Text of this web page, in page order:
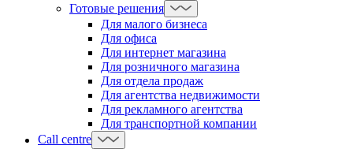
Готовые решения
Для малого бизнеса
Для офиса
Для интернет магазина
Для розничного магазина
Для отдела продаж
Для агентства недвижимости
Для рекламного агентства
Для транспортной компании
Call centre